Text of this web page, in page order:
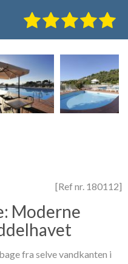
[Ref nr. 180112]
Moderne
fra selve vandkanten i